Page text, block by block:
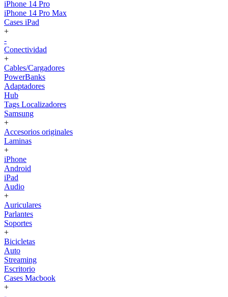
iPhone 14 Pro
iPhone 14 Pro Max
Cases iPad
+
-
Conectividad
+
Cables/Cargadores
PowerBanks
Adaptadores
Hub
Tags Localizadores
Samsung
+
Accesorios originales
Laminas
+
iPhone
Android
iPad
Audio
+
Auriculares
Parlantes
Soportes
+
Bicicletas
Auto
Streaming
Escritorio
Cases Macbook
+